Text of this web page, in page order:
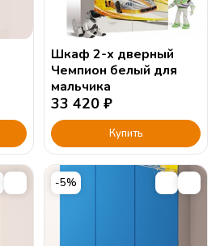
Шкаф 2-х дверный
Чемпион белый для
мальчика
33 420 ₽
Купить
-5%